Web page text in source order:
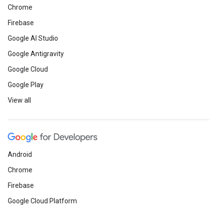
Chrome
Firebase
Google AI Studio
Google Antigravity
Google Cloud
Google Play
View all
Android
Chrome
Firebase
Google Cloud Platform